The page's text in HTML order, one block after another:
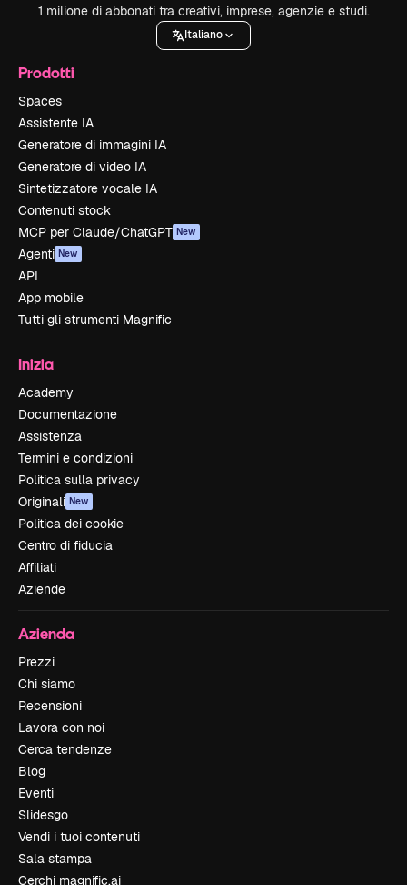
1 milione di abbonati tra creativi, imprese, agenzie e studi.
Italiano
Prodotti
Spaces
Assistente IA
Generatore di immagini IA
Generatore di video IA
Sintetizzatore vocale IA
Contenuti stock
MCP per Claude/ChatGPT New
Agenti New
API
App mobile
Tutti gli strumenti Magnific
Inizia
Academy
Documentazione
Assistenza
Termini e condizioni
Politica sulla privacy
Originali New
Politica dei cookie
Centro di fiducia
Affiliati
Aziende
Azienda
Prezzi
Chi siamo
Recensioni
Lavora con noi
Cerca tendenze
Blog
Eventi
Slidesgo
Vendi i tuoi contenuti
Sala stampa
Cerchi magnific.ai